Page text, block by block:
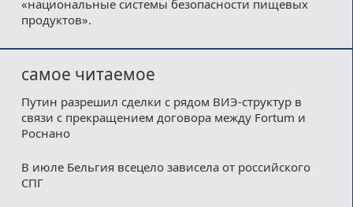
«национальные системы безопасности пищевых
продуктов».
самое читаемое
Путин разрешил сделки с рядом ВИЭ-структур в
связи с прекращением договора между Fortum и
Роснано
В июле Бельгия всецело зависела от российского
СПГ